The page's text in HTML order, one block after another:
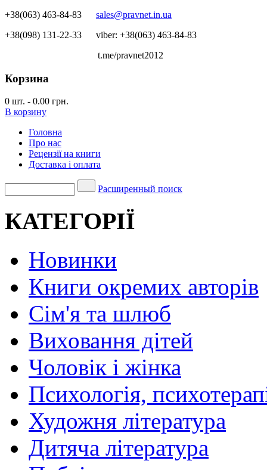
+38(063) 463-84-83 sales@pravnet.in.ua
+38(098) 131-22-33 viber: +38(063) 463-84-83
t.me/pravnet2012
Корзина
0 шт. - 0.00 грн.
В корзину
Головна
Про нас
Рецензії на книги
Доставка і оплата
Расширенный поиск
КАТЕГОРІЇ
Новинки
Книги окремих авторів
Сім'я та шлюб
Виховання дітей
Чоловік і жінка
Психологія,
Художня література
Дитяча література